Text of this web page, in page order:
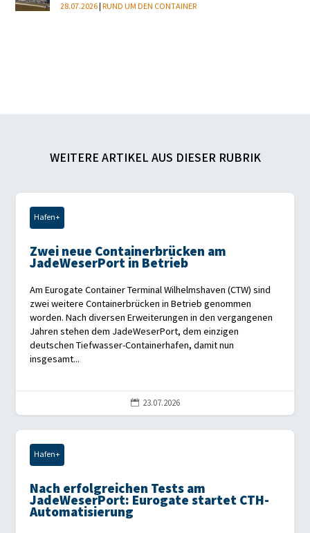
28.07.2026 |RUND UM DEN CONTAINER
WEITERE ARTIKEL AUS DIESER RUBRIK
Hafen+
Zwei neue Containerbrücken am
JadeWeserPort in Betrieb
Am Eurogate Container Terminal Wilhelmshaven (CTW) sind
zwei weitere Containerbrücken in Betrieb genommen
worden. Nach diversen Erweiterungen in den vergangenen
Jahren stehen dem JadeWeserPort, dem einzigen
deutschen Tiefwasser-Containerhafen, damit nun
insgesamt...
 23.07.2026
Hafen+
Nach erfolgreichen Tests am
JadeWeserPort: Eurogate startet CTH-
Automatisierung